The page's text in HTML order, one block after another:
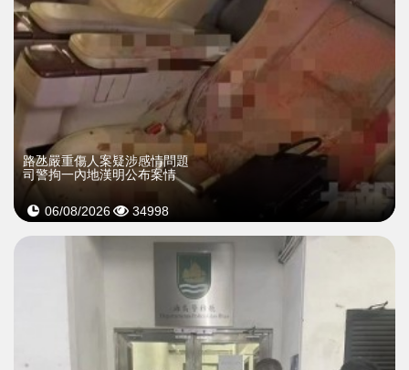
​路氹嚴重傷人案疑涉感情問題
司警拘一內地漢明公布案情
06/08/2026 34998